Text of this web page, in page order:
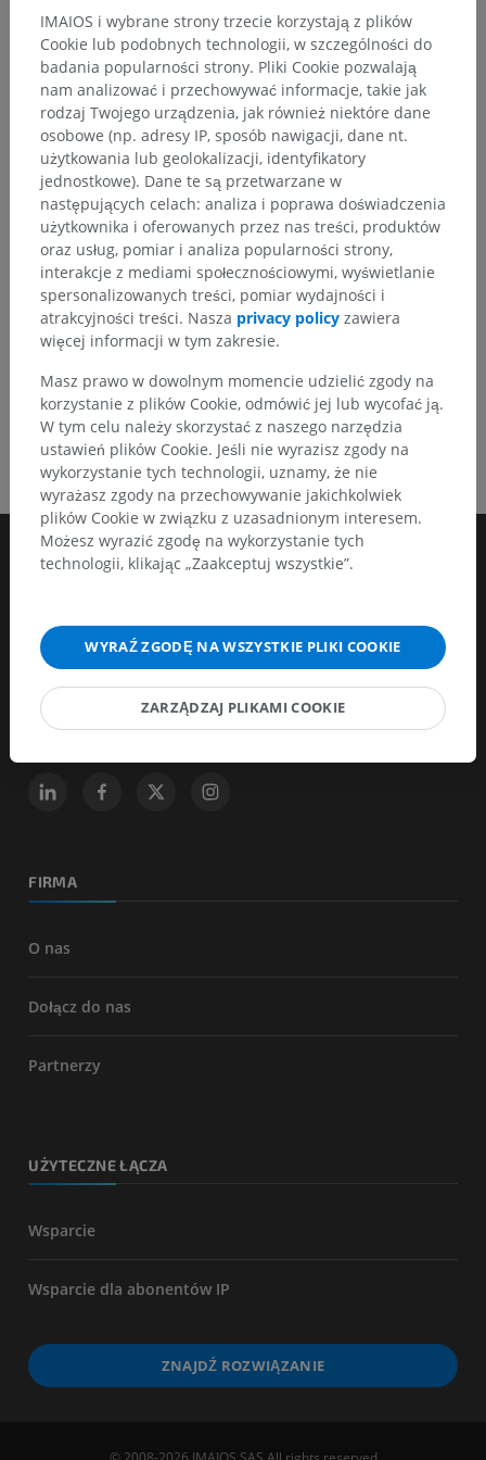
Slice planes in cardiac MRI
Morphological cardiac imaging
Functional cardiac imaging
Phase-contrast velocity imaging
First pass myocardial perfusion MRI
Delayed Enhancement MRI (DE-MRI)
Coronary MR angiography
INFORMACJE
Jednym z celów IMAIOS jest wspieranie i kształcenie osób opiekujących
się ludźmi i zwierzętami. Wspieramy osoby zatrudnione w ochronie
zdrowia, udostępniając im atlasy anatomiczne, współtworzone bazy
badań obrazowych przypadków klinicznych i kursy online...
FIRMA
O nas
Dołącz do nas
Partnerzy
UŻYTECZNE ŁĄCZA
Wsparcie
Wsparcie dla abonentów IP
ZNAJDŹ ROZWIĄZANIE
IMAIOS i wybrane strony trzecie korzystają z plików
Cookie lub podobnych technologii, w szczególności do
badania popularności strony. Pliki Cookie pozwalają
nam analizować i przechowywać informacje, takie jak
rodzaj Twojego urządzenia, jak również niektóre dane
osobowe (np. adresy IP, sposób nawigacji, dane nt.
użytkowania lub geolokalizacji, identyfikatory
jednostkowe). Dane te są przetwarzane w
następujących celach: analiza i poprawa doświadczenia
użytkownika i oferowanych przez nas treści, produktów
oraz usług, pomiar i analiza popularności strony,
interakcje z mediami społecznościowymi, wyświetlanie
spersonalizowanych treści, pomiar wydajności i
atrakcyjności treści. Nasza privacy policy zawiera
więcej informacji w tym zakresie.
Masz prawo w dowolnym momencie udzielić zgody na
korzystanie z plików Cookie, odmówić jej lub wycofać ją.
W tym celu należy skorzystać z naszego narzędzia
ustawień plików Cookie. Jeśli nie wyrazisz zgody na
wykorzystanie tych technologii, uznamy, że nie
wyrażasz zgody na przechowywanie jakichkolwiek
plików Cookie w związku z uzasadnionym interesem.
Możesz wyrazić zgodę na wykorzystanie tych
technologii, klikając „Zaakceptuj wszystkie”.
WYRAŹ ZGODĘ NA WSZYSTKIE PLIKI COOKIE
ZARZĄDZAJ PLIKAMI COOKIE